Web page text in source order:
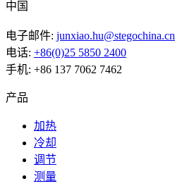
中国
电子邮件: junxiao.hu@stegochina.cn
电话: +86(0)25 5850 2400
手机: +86 137 7062 7462
产品
加热
冷却
调节
测量